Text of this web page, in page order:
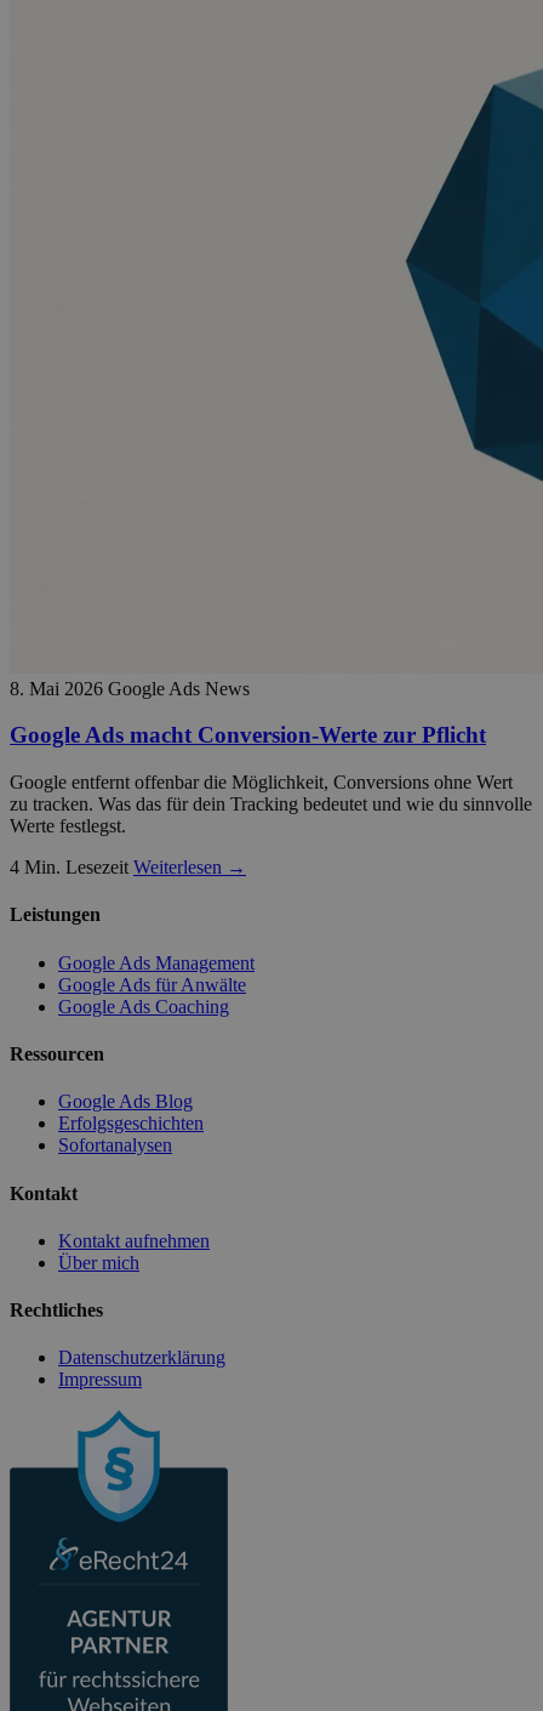
8. Mai 2026 Google Ads News
Google Ads macht Conversion-Werte zur Pflicht
Google entfernt offenbar die Möglichkeit, Conversions ohne Wert
zu tracken. Was das für dein Tracking bedeutet und wie du sinnvolle
Werte festlegst.
4 Min. Lesezeit Weiterlesen →
Leistungen
Google Ads Management
Google Ads für Anwälte
Google Ads Coaching
Ressourcen
Google Ads Blog
Erfolgsgeschichten
Sofortanalysen
Kontakt
Kontakt aufnehmen
Über mich
Rechtliches
Datenschutzerklärung
Impressum